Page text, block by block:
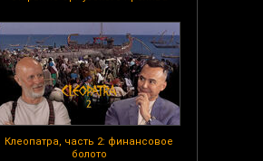
Клеопатра, часть 2: финансовое
болото